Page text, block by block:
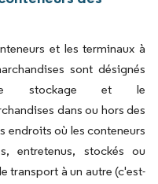
et les terminaux à
sont désignés
stockage et le
dans ou hors des
endroits où les conteneurs
entretenus, stockés ou
transport à un autre (c'est-